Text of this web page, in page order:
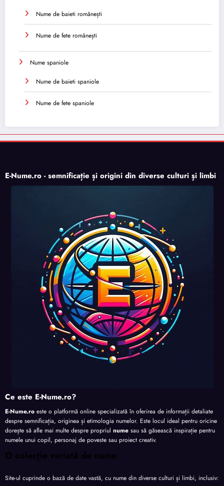
Nume de baieti românești
Nume de fete românești
Nume spaniole
Nume de baieti spaniole
Nume de fete spaniole
E-Nume.ro - semnificație și origini din diverse culturi și limbi
Ce este E-Nume.ro?
E-Nume.ro este o platformă online specializată în oferirea de informații detaliate
despre semnificația, originea și etimologia numelor. Este locul ideal pentru oricine
dorește să afle mai multe despre propriul nume sau să găsească inspirație pentru
numele unui copil, personaj de poveste sau proiect creativ.
O colecție variată de nume
Site-ul cuprinde o bază de date vastă, cu nume din diverse culturi și limbi, inclusiv: